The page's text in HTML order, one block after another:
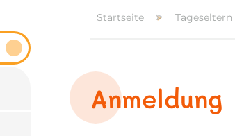
Startseite Tageseltern
Anmeldung